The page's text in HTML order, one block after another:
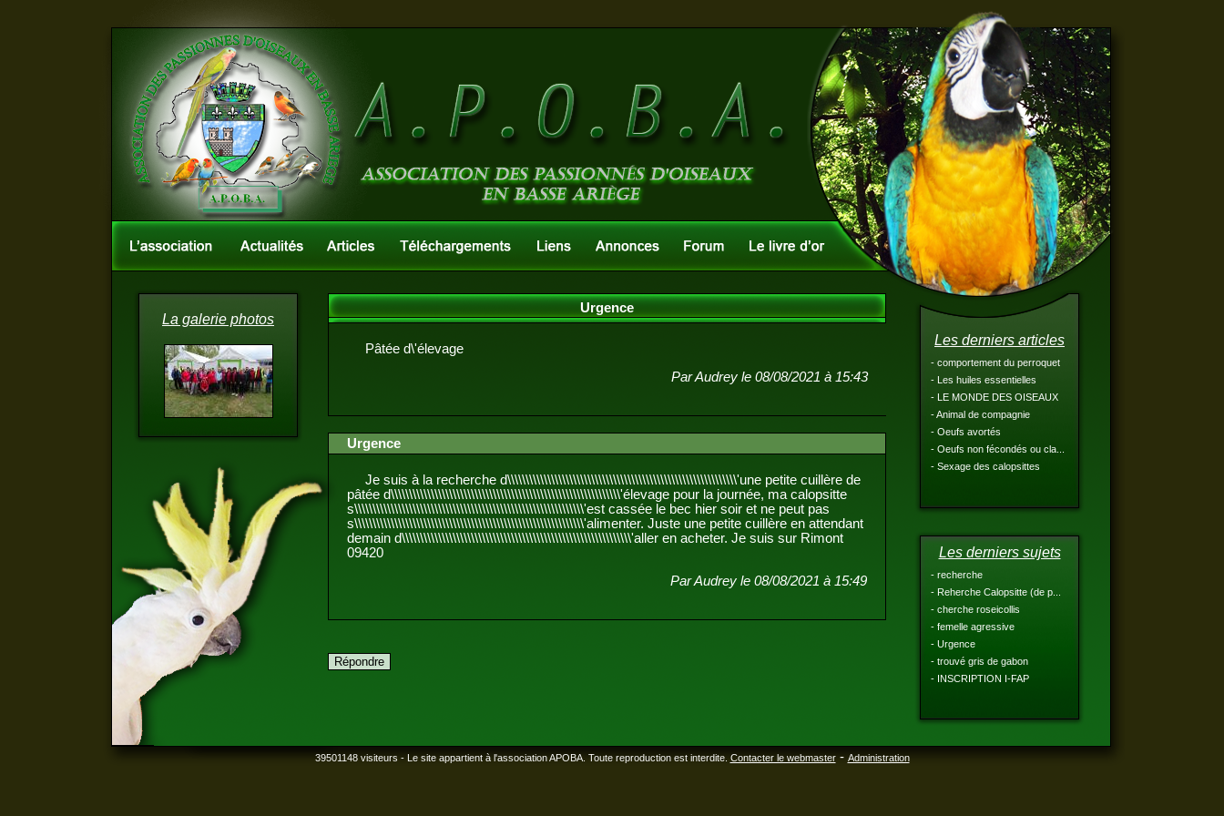
La galerie photos
Urgence
Pâtée d\'élevage
Par Audrey le 08/08/2021 à 15:43
Urgence
Je suis à la recherche d\\\\\\\\\\\\\\\\\\\\\\\\\\\\\\\\\\\\\\\\\\\\\\\\\\\\\\\\\\\\\\\'une petite cuillère de
pâtée d\\\\\\\\\\\\\\\\\\\\\\\\\\\\\\\\\\\\\\\\\\\\\\\\\\\\\\\\\\\\\\\'élevage pour la journée, ma calopsitte
s\\\\\\\\\\\\\\\\\\\\\\\\\\\\\\\\\\\\\\\\\\\\\\\\\\\\\\\\\\\\\\\'est cassée le bec hier soir et ne peut pas
s\\\\\\\\\\\\\\\\\\\\\\\\\\\\\\\\\\\\\\\\\\\\\\\\\\\\\\\\\\\\\\\'alimenter. Juste une petite cuillère en attendant
demain d\\\\\\\\\\\\\\\\\\\\\\\\\\\\\\\\\\\\\\\\\\\\\\\\\\\\\\\\\\\\\\\'aller en acheter. Je suis sur Rimont
09420
Par Audrey le 08/08/2021 à 15:49
Les derniers articles
- comportement du perroquet
- Les huiles essentielles
- LE MONDE DES OISEAUX
- Animal de compagnie
- Oeufs avortés
- Oeufs non fécondés ou cla...
- Sexage des calopsittes
Les derniers sujets
- recherche
- Reherche Calopsitte (de p...
- cherche roseicollis
- femelle agressive
- Urgence
- trouvé gris de gabon
- INSCRIPTION I-FAP
39501148 visiteurs - Le site appartient à l'association APOBA. Toute reproduction est interdite. Contacter le webmaster- Administration